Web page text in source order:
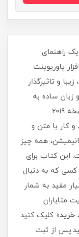
کتاب PowerPoint 2019 For Dummies یک راهنمای
پاورپوینت
و تاثیرگذار
زبان ساده به
شما کمک می‌کند تا با تمام امکانات نسخه ۲۰۱۹
کار با متن و
انیمیشن، همه چیز
این کتاب برای
کسی که به دنبال
مفید به شمار
متاباران
خرید» کلیک کنید
از ثبت